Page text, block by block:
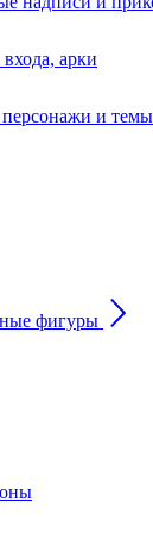
арки
и темы
фигуры